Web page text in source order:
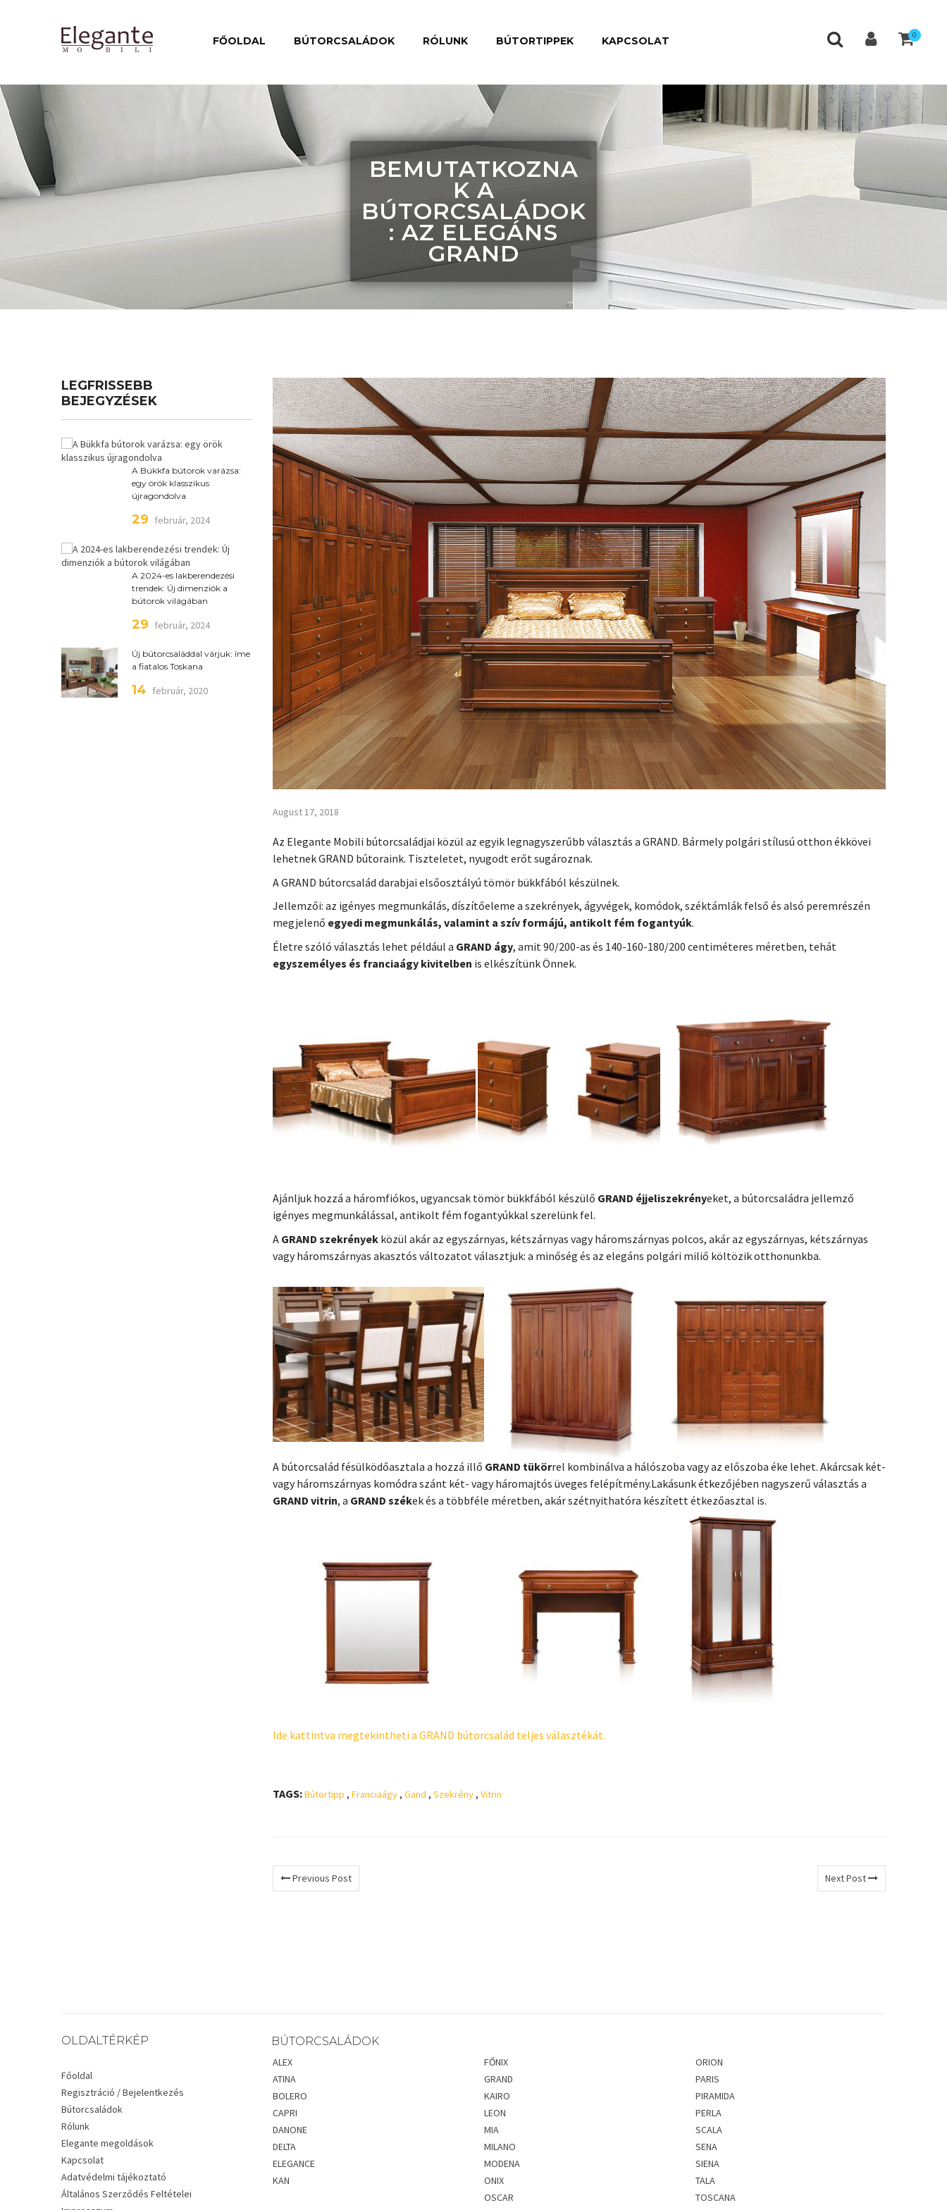
FŐOLDAL BÚTORCSALÁDOK RÓLUNK BÚTORTIPPEK KAPCSOLAT 0
BEMUTATKOZNA
K A
BÚTORCSALÁDOK
: AZ ELEGÁNS
GRAND
LEGFRISSEBB
BEJEGYZÉSEK
A Bükkfa bútorok varázsa:
egy örök klasszikus
újragondolva
29 február, 2024
A 2024-es lakberendezési
trendek: Új dimenziók a
bútorok világában
29 február, 2024
Új bútorcsaláddal várjuk: íme
a fiatalos Toskana
14 február, 2020
August 17, 2018
Az Elegante Mobili bútorcsaládjai közül az egyik legnagyszerűbb választás a GRAND. Bármely polgári stílusú otthon ékkövei
lehetnek GRAND bútoraink. Tiszteletet, nyugodt erőt sugároznak.
A GRAND bútorcsalád darabjai elsőosztályú tömör bükkfából készülnek.
Jellemzői: az igényes megmunkálás, díszítőeleme a szekrények, ágyvégek, komódok, széktámlák felső és alsó peremrészén
megjelenő egyedi megmunkálás, valamint a szív formájú, antikolt fém fogantyúk.
Életre szóló választás lehet például a GRAND ágy, amit 90/200-as és 140-160-180/200 centiméteres méretben, tehát
egyszemélyes és franciaágy kivitelben is elkészítünk Önnek.
Ajánljuk hozzá a háromfiókos, ugyancsak tömör bükkfából készülő GRAND éjjeliszekrényeket, a bútorcsaládra jellemző
igényes megmunkálással, antikolt fém fogantyúkkal szerelünk fel.
A GRAND szekrények közül akár az egyszárnyas, kétszárnyas vagy háromszárnyas polcos, akár az egyszárnyas, kétszárnyas
vagy háromszárnyas akasztós változatot választjuk: a minőség és az elegáns polgári miliő költözik otthonunkba.
A bútorcsalád fésülködőasztala a hozzá illő GRAND tükörrel kombinálva a hálószoba vagy az előszoba éke lehet. Akárcsak két-
vagy háromszárnyas komódra szánt két- vagy háromajtós üveges felépítmény.Lakásunk étkezőjében nagyszerű választás a
GRAND vitrin, a GRAND székek és a többféle méretben, akár szétnyithatóra készített étkezőasztal is.
Ide kattintva megtekintheti a GRAND bútorcsalád teljes választékát.
TAGS:Bútortipp , Franciaágy , Gand , Szekrény , Vitrin
Previous Post Next Post
BÚTORCSALÁDOK
OLDALTÉRKÉP
Főoldal
Regisztráció / Bejelentkezés
Bútorcsaládok
Rólunk
Elegante megoldások
Kapcsolat
Adatvédelmi tájékoztató
Általános Szerződés Feltételei
ALEX
ATINA
BOLERO
CAPRI
DANONE
DELTA
ELEGANCE
KAN
FŐNIX
GRAND
KAIRO
LEON
MIA
MILANO
MODENA
ONIX
OSCAR
ORION
PARIS
PIRAMIDA
PERLA
SCALA
SENA
SIENA
TALA
TOSCANA